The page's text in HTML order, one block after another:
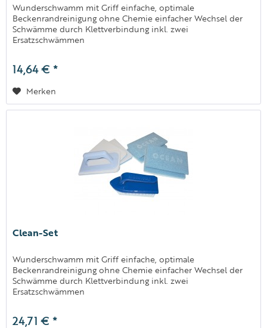
Wunderschwamm mit Griff einfache, optimale
Beckenrandreinigung ohne Chemie einfacher Wechsel der
Schwämme durch Klettverbindung inkl. zwei
Ersatzschwämmen
14,64 € *
Merken
Clean-Set
Wunderschwamm mit Griff einfache, optimale
Beckenrandreinigung ohne Chemie einfacher Wechsel der
Schwämme durch Klettverbindung inkl. zwei
Ersatzschwämmen
24,71 € *